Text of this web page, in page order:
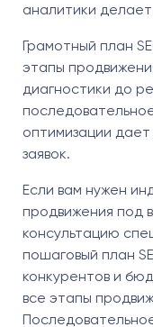
аналитики
Грамотный план
этапы
диагностики до
оптимизации
заявок.
Если вам нужен
продвижения под
консультацию
пошаговый план
конкурентов и
все этапы